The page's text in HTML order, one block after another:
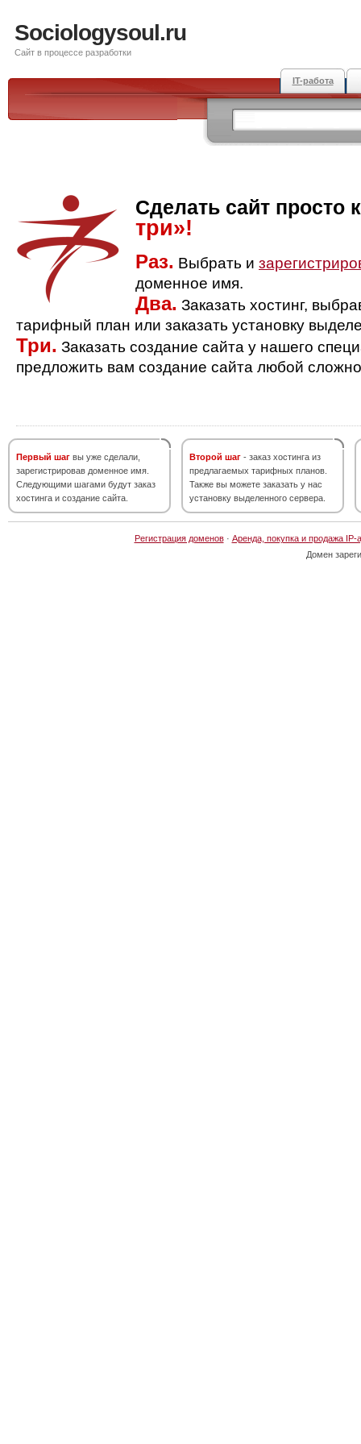
Sociologysoul.ru
Сайт в процессе разработки
IT-работа
Сделать сайт просто
три»!
Раз. Выбрать и
доменное имя.
Два. Заказать хостинг,
тарифный план или заказать установку
Три. Заказать создание сайта у нашего
предложить вам создание сайта любой
Первый шаг вы уже сделали,
зарегистрировав доменное имя.
Следующими шагами будут заказ
хостинга и создание сайта.
Второй шаг - заказ хостинга из
предлагаемых тарифных планов.
Также вы можете заказать у нас
установку выделенного сервера.
Регистрация доменов· Аренда, покупка и продажа IP-
Домен